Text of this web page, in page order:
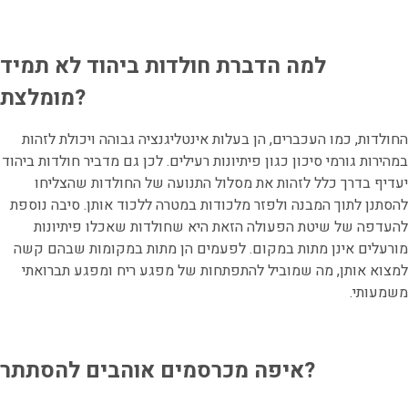
למה הדברת חולדות ביהוד לא תמיד
מומלצת?
החולדות, כמו העכברים, הן בעלות אינטליגנציה גבוהה ויכולת לזהות
במהירות גורמי סיכון כגון פיתיונות רעילים. לכן גם מדביר חולדות ביהוד
יעדיף בדרך כלל לזהות את מסלול התנועה של החולדות שהצליחו
להסתנן לתוך המבנה ולפזר מלכודות במטרה ללכוד אותן. סיבה נוספת
להעדפה של שיטת הפעולה הזאת היא שחולדות שאכלו פיתיונות
מורעלים אינן מתות במקום. לפעמים הן מתות במקומות שבהם קשה
למצוא אותן, מה שמוביל להתפתחות של מפגע ריח ומפגע תברואתי
משמעותי.
איפה מכרסמים אוהבים להסתתר?